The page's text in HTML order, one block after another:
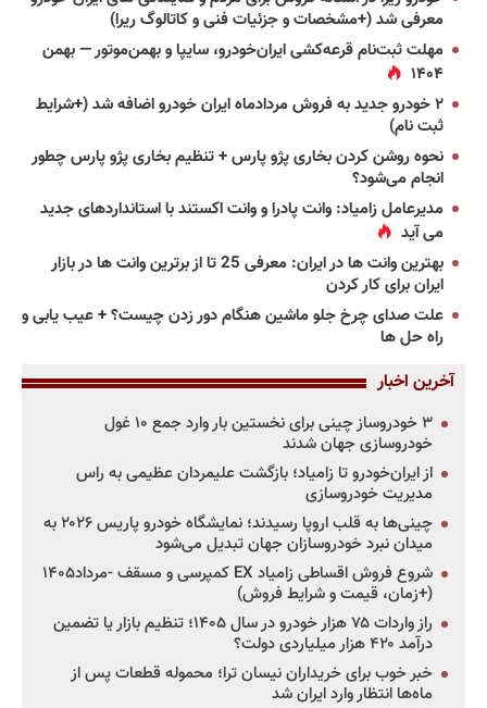
معرفی شد (+مشخصات و جزئیات فنی و کاتالوگ ریرا)
مهلت ثبت‌نام قرعه‌کشی ایران‌خودرو، سایپا و بهمن‌موتور — بهمن
۱۴۰۴
۲ خودرو جدید به فروش مردادماه ایران خودرو اضافه شد (+شرایط
ثبت نام)
نحوه روشن کردن بخاری پژو پارس + تنظیم بخاری پژو پارس چطور
انجام می‌شود؟
مدیرعامل زامیاد: وانت پادرا و وانت اکستند با استانداردهای جدید
می آید
بهترین وانت ها در ایران: معرفی 25 تا از برترین وانت ها در بازار
ایران برای کار کردن
علت صدای چرخ جلو ماشین هنگام دور زدن چیست؟ + عیب یابی و
راه حل ها
آخرین اخبار
۳ خودروساز چینی برای نخستین بار وارد جمع ۱۰ غول
خودروسازی جهان شدند
از ایران‌خودرو تا زامیاد؛ بازگشت علیمردان عظیمی به راس
مدیریت خودروسازی
چینی‌ها به قلب اروپا رسیدند؛ نمایشگاه خودرو پاریس ۲۰۲۶ به
میدان نبرد خودروسازان جهان تبدیل می‌شود
شروع فروش اقساطی زامیاد EX کمپرسی و مسقف -مرداد۱۴۰۵
(+زمان، قیمت و شرایط فروش)
راز واردات ۷۵ هزار خودرو در سال ۱۴۰۵؛ تنظیم بازار یا تضمین
درآمد ۴۲۰ هزار میلیاردی دولت؟
خبر خوب برای خریداران نیسان ترا؛ محموله قطعات پس از
ماه‌ها انتظار وارد ایران شد